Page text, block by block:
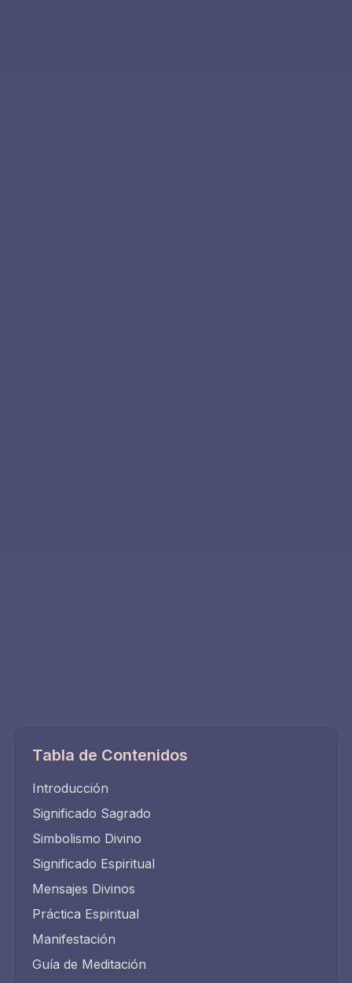
Tabla de Contenidos
Introducción
Significado Sagrado
Simbolismo Divino
Significado Espiritual
Mensajes Divinos
Práctica Espiritual
Manifestación
Guía de Meditación